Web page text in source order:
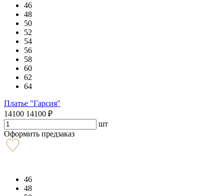
46
48
50
52
54
56
58
60
62
64
Платье "Гарсия"
14100 14100 ₽
шт
Оформить предзаказ
46
48